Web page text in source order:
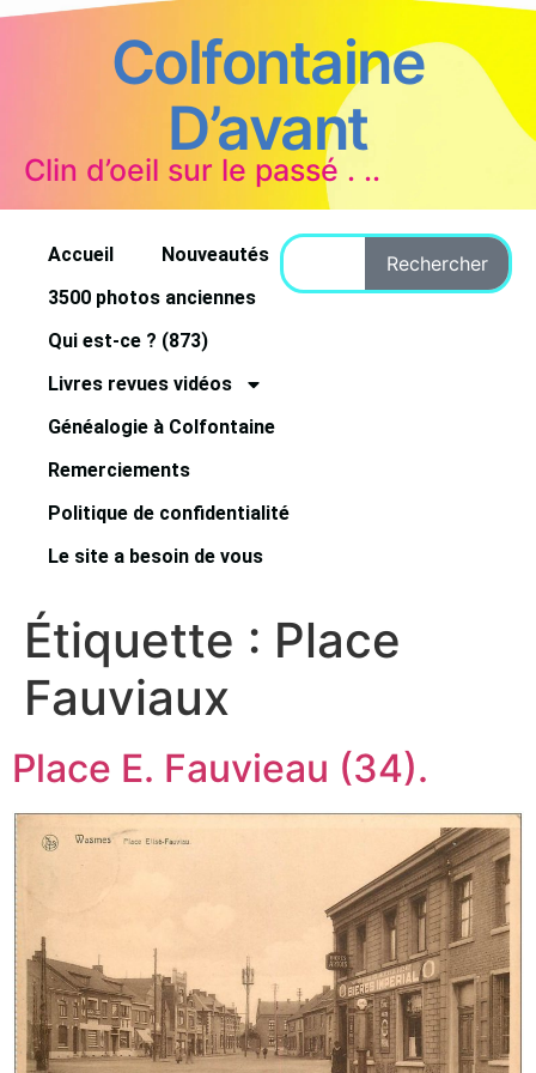
Colfontaine
D’avant
Clin d’oeil sur le passé . ..
Accueil
Nouveautés
3500 photos anciennes
Qui est-ce ? (873)
Livres revues vidéos
Généalogie à Colfontaine
Remerciements
Politique de confidentialité
Le site a besoin de vous
Rechercher
Étiquette : Place
Fauviaux
Place E. Fauvieau (34).